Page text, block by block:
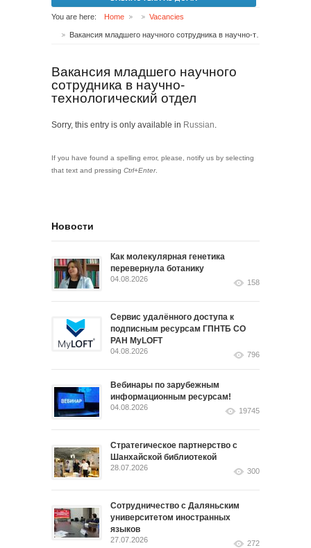
You are here: Home Vacancies
Вакансия младшего научного
сотрудника в научно-
технологический отдел
Sorry, this entry is only available in Russian.
If you have found a spelling error, please, notify us by selecting
that text and pressing Ctrl+Enter.
Новости
Как молекулярная генетика
перевернула ботанику
04.08.2026 158
Сервис удалённого доступа к
подписным ресурсам ГПНТБ СО
РАН MyLOFT
04.08.2026 796
Вебинары по зарубежным
информационным ресурсам!
04.08.2026 19745
Стратегическое партнерство с
Шанхайской библиотекой
28.07.2026 300
Сотрудничество с Даляньским
университетом иностранных
языков
27.07.2026 272